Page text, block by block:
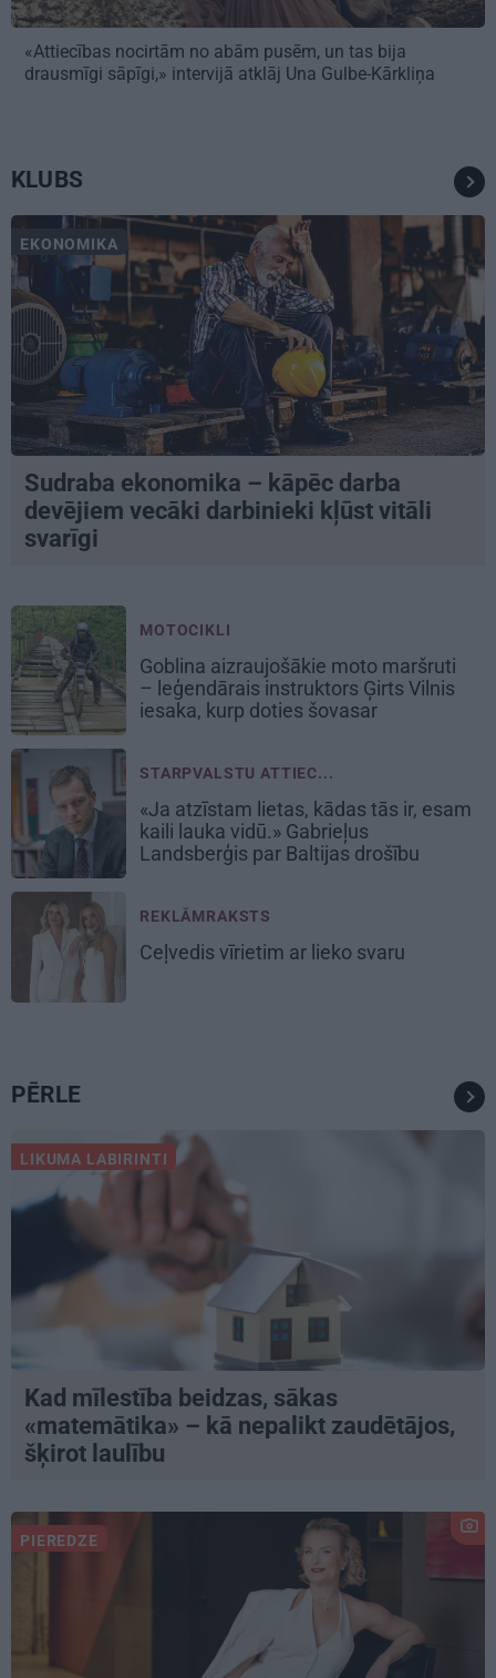
«Attiecības nocirtām no abām pusēm, un tas bija
drausmīgi sāpīgi,» intervijā atklāj Una Gulbe-Kārkliņa
KLUBS
EKONOMIKA
Sudraba ekonomika – kāpēc darba
devējiem vecāki darbinieki kļūst vitāli
svarīgi
MOTOCIKLI
Goblina aizraujošākie moto maršruti
– leģendārais instruktors Ģirts Vilnis
iesaka, kurp doties šovasar
STARPVALSTU ATTIEC...
«Ja atzīstam lietas, kādas tās ir, esam
kaili lauka vidū.» Gabrieļus
Landsberģis par Baltijas drošību
REKLĀMRAKSTS
Ceļvedis vīrietim ar lieko svaru
PĒRLE
LIKUMA LABIRINTI
Kad mīlestība beidzas, sākas
«matemātika» – kā nepalikt zaudētājos,
šķirot laulību
PIEREDZE